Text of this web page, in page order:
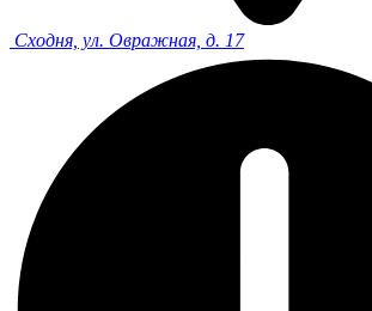
Сходня, ул. Овражная, д. 17